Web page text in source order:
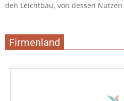
den Leichtbau, von dessen
Firmenland